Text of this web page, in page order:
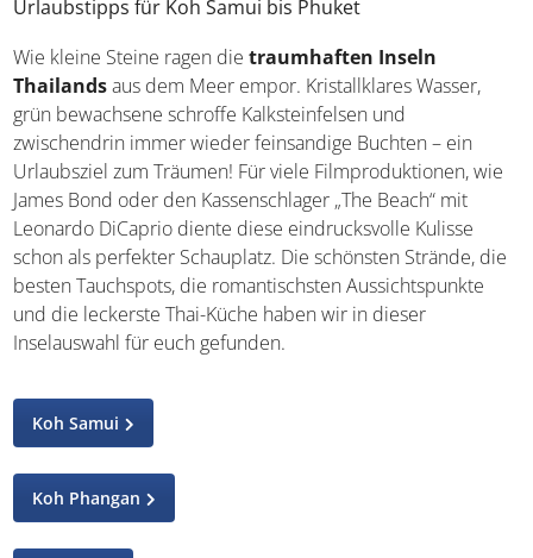
Urlaubstipps für Koh Samui bis Phuket
Wie kleine Steine ragen dietraumhaften Inseln
Thailandsaus dem Meer empor. Kristallklares Wasser,
grün bewachsene schroffe Kalksteinfelsen und
zwischendrin immer wieder feinsandige Buchten – ein
Urlaubsziel zum Träumen! Für viele Filmproduktionen,
wie James Bond oder den Kassenschlager „The Beach“
mit Leonardo DiCaprio diente diese eindrucksvolle
Kulisse schon als perfekter Schauplatz. Die schönsten
Strände, die besten Tauchspots, die romantischsten
Aussichtspunkte und die leckerste Thai-Küche haben wir
in dieser Inselauswahl für euch gefunden.
Koh Samui
Koh Phangan